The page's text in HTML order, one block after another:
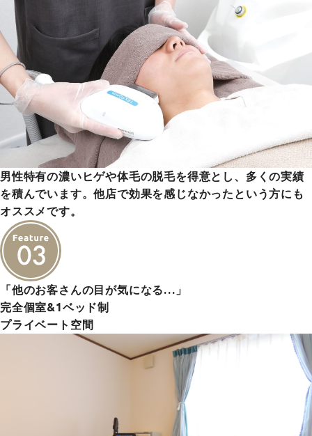
男性特有の濃いヒゲや体毛の脱毛を得意とし、多くの実績
を積んでいます。他店で効果を感じなかったという方にも
オススメです。
「他のお客さんの目が気になる…」
完全個室&1ベッド制
プライベート空間